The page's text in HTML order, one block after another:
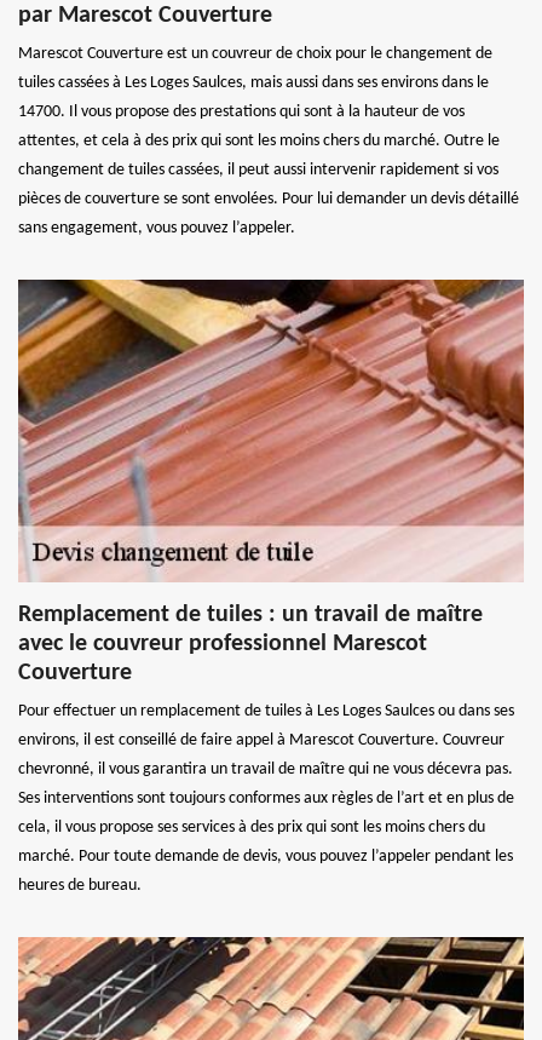
par Marescot Couverture
Marescot Couverture est un couvreur de choix pour le changement de
tuiles cassées à Les Loges Saulces, mais aussi dans ses environs dans le
14700. Il vous propose des prestations qui sont à la hauteur de vos
attentes, et cela à des prix qui sont les moins chers du marché. Outre le
changement de tuiles cassées, il peut aussi intervenir rapidement si vos
pièces de couverture se sont envolées. Pour lui demander un devis détaillé
sans engagement, vous pouvez l’appeler.
Remplacement de tuiles : un travail de maître
avec le couvreur professionnel Marescot
Couverture
Pour effectuer un remplacement de tuiles à Les Loges Saulces ou dans ses
environs, il est conseillé de faire appel à Marescot Couverture. Couvreur
chevronné, il vous garantira un travail de maître qui ne vous décevra pas.
Ses interventions sont toujours conformes aux règles de l’art et en plus de
cela, il vous propose ses services à des prix qui sont les moins chers du
marché. Pour toute demande de devis, vous pouvez l’appeler pendant les
heures de bureau.